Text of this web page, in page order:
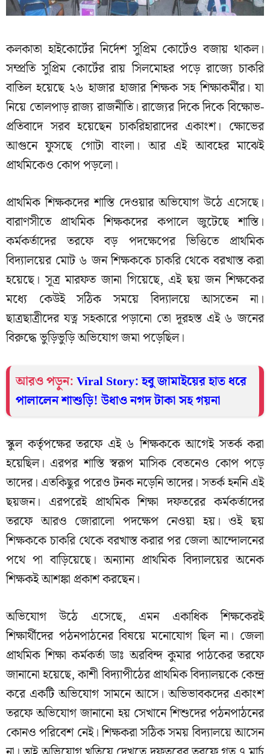
কলকাতা হাইকোর্টের নির্দেশ সুপ্রিম কোর্টেও বজায় থাকল।
সম্প্রতি সুপ্রিম কোর্টের রায় সিলমোহর পড়ে রাজ্যে চাকরি
বাতিল হয়েছে ২৬ হাজার হাজার শিক্ষক সহ শিক্ষাকর্মীর। যা
নিয়ে তোলপাড় রাজ্য রাজনীতি। রাজ্যের দিকে দিকে বিক্ষোভ-
প্রতিবাদে সরব হয়েছেন চাকরিহারাদের একাংশ। ক্ষোভের
আগুনে ফুসছে গোটা বাংলা। আর এই আবহের মাঝেই
প্রাথমিকেও কোপ পড়লো।
প্রাথমিক শিক্ষকদের শাস্তি দেওয়ার অভিযোগ উঠে এসেছে।
বারাণসীতে প্রাথমিক শিক্ষকদের কপালে জুটেছে শাস্তি।
কর্মকর্তাদের তরফে বড় পদক্ষেপের ভিত্তিতে প্রাথমিক
বিদ্যালয়ের মোট ৬ জন শিক্ষককে চাকরি থেকে বরখাস্ত করা
হয়েছে। সূত্র মারফত জানা গিয়েছে, এই ছয় জন শিক্ষকের
মধ্যে কেউই সঠিক সময়ে বিদ্যালয়ে আসতেন না।
ছাত্রছাত্রীদের যত্ন সহকারে পড়ানো তো দূরহস্ত এই ৬ জনের
বিরুদ্ধে ভুড়িভুড়ি অভিযোগ জমা পড়েছিল।
আরও পড়ুন:Viral Story: হবু জামাইয়ের হাত ধরে
পালালেন শাশুড়ি! উধাও নগদ টাকা সহ গয়না
স্কুল কর্তৃপক্ষের তরফে এই ৬ শিক্ষককে আগেই সতর্ক করা
হয়েছিল। এরপর শাস্তি স্বরূপ মাসিক বেতনেও কোপ পড়ে
তাদের। এতকিছুর পরেও টনক নড়েনি তাদের। সতর্ক হননি এই
ছয়জন। এরপরেই প্রাথমিক শিক্ষা দফতরের কর্মকর্তাদের
তরফে আরও জোরালো পদক্ষেপ নেওয়া হয়। ওই ছয়
শিক্ষককে চাকরি থেকে বরখাস্ত করার পর জেলা আন্দোলনের
পথে পা বাড়িয়েছে। অন্যান্য প্রাথমিক বিদ্যালয়ের অনেক
শিক্ষকই আশঙ্কা প্রকাশ করছেন।
অভিযোগ উঠে এসেছে, এমন একাধিক শিক্ষকেরই
শিক্ষার্থীদের পঠনপাঠনের বিষয়ে মনোযোগ ছিল না। জেলা
প্রাথমিক শিক্ষা কর্মকর্তা ডাঃ অরবিন্দ কুমার পাঠকের তরফে
জানানো হয়েছে, কাশী বিদ্যাপীঠের প্রাথমিক বিদ্যালয়কে কেন্দ্র
করে একটি অভিযোগ সামনে আসে। অভিভাবকদের একাংশ
তরফে অভিযোগ জানানো হয় সেখানে শিশুদের পঠনপাঠনের
কোনও পরিবেশ নেই। শিক্ষকরা সঠিক সময় বিদ্যালয়ে আসেন